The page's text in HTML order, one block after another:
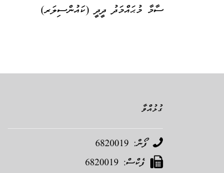
ސާމާ މުޙައްމަދު ދީދީ (ކައުންސިލަރ)
ގުޅުއްވާ
ފޯން: 6820019
ފެކްސް: 6820019